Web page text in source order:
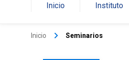
Inicio Instituto
Inicio keyboard_arrow_right Seminarios